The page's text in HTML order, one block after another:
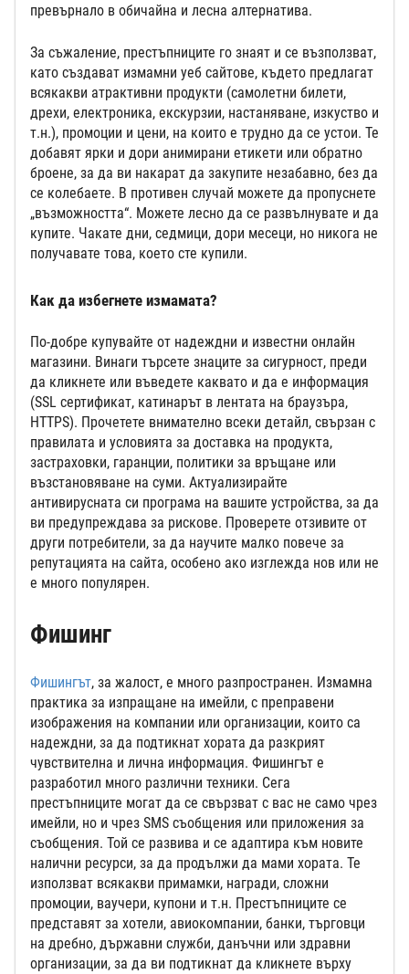
превърнало в обичайна и лесна алтернатива.
За съжаление, престъпниците го знаят и се възползват,
като създават измамни уеб сайтове, където предлагат
всякакви атрактивни продукти (самолетни билети,
дрехи, електроника, екскурзии, настаняване, изкуство и
т.н.), промоции и цени, на които е трудно да се устои. Те
добавят ярки и дори анимирани етикети или обратно
броене, за да ви накарат да закупите незабавно, без да
се колебаете. В противен случай можете да пропуснете
„възможността“. Можете лесно да се развълнувате и да
купите. Чакате дни, седмици, дори месеци, но никога не
получавате това, което сте купили.
Как да избегнете измамата?
По-добре купувайте от надеждни и известни онлайн
магазини. Винаги търсете знаците за сигурност, преди
да кликнете или въведете каквато и да е информация
(SSL сертификат, катинарът в лентата на браузъра,
HTTPS). Прочетете внимателно всеки детайл, свързан с
правилата и условията за доставка на продукта,
застраховки, гаранции, политики за връщане или
възстановяване на суми. Актуализирайте
антивирусната си програма на вашите устройства, за да
ви предупреждава за рискове. Проверете отзивите от
други потребители, за да научите малко повече за
репутацията на сайта, особено ако изглежда нов или не
е много популярен.
Фишинг
Фишингът, за жалост, е много разпространен. Измамна
практика за изпращане на имейли, с преправени
изображения на компании или организации, които са
надеждни, за да подтикнат хората да разкрият
чувствителна и лична информация. Фишингът е
разработил много различни техники. Сега
престъпниците могат да се свързват с вас не само чрез
имейли, но и чрез SMS съобщения или приложения за
съобщения. Той се развива и се адаптира към новите
налични ресурси, за да продължи да мами хората. Те
използват всякакви примамки, награди, сложни
промоции, ваучери, купони и т.н. Престъпниците се
представят за хотели, авиокомпании, банки, търговци
на дребно, държавни служби, данъчни или здравни
организации, за да ви подтикнат да кликнете върху